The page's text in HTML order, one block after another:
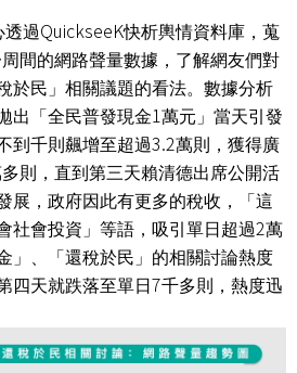
透過QuickseeK快析輿情資料庫，蒐
周間的網路聲量數據，了解網友們對
於民」相關議題的看法。數據分析
出「全民普發現金1 萬元」當天引發
到千則飆增至超過3.2萬則，獲得廣
則，直到第三天賴清德出席公開活
展，政府因此有更多的稅收，「這
社會投資」等語，吸引單日超過2萬
」、「還稅於民」的相關討論熱度
四天就跌落至單日 7千多則，熱度迅